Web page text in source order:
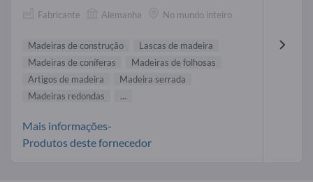
Fabricante Alemanha No mundo inteiro
Madeiras de construção
Lascas de madeira
Madeiras de coníferas
Madeiras de folhosas
Artigos de madeira
Madeira serrada
Madeiras redondas
...
Mais informações-
Produtos deste fornecedor